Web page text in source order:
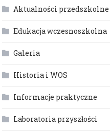
Aktualności przedszkolne
Edukacja wczesnoszkolna
Galeria
Historia i WOS
Informacje praktyczne
Laboratoria przyszłości